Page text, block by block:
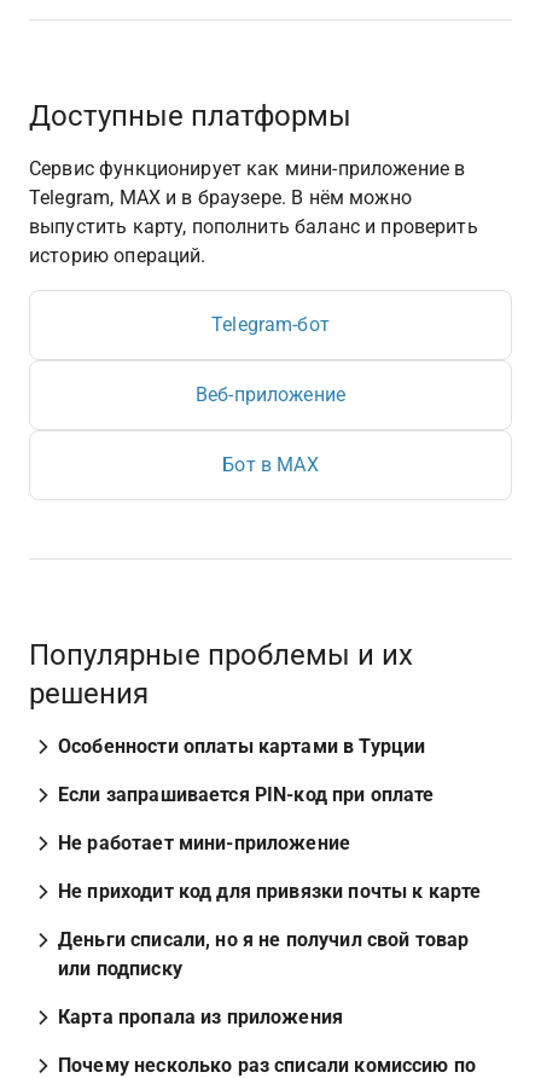
Доступные платформы
Сервис функционирует как мини-приложение в
Telegram, MAX и в браузере. В нём можно
выпустить карту, пополнить баланс и проверить
историю операций.
Telegram-бот
Веб-приложение
Бот в MAX
Популярные проблемы и их
решения
Особенности оплаты картами в Турции
Если запрашивается PIN-код при оплате
Не работает мини-приложение
Не приходит код для привязки почты к карте
Деньги списали, но я не получил свой товар
или подписку
Карта пропала из приложения
Почему несколько раз списали комиссию по